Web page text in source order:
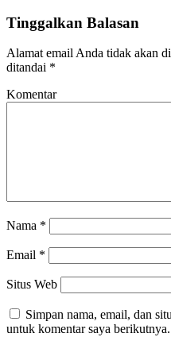
Tinggalkan Balasan
Alamat email Anda tidak akan
ditandai *
Komentar
Nama *
Email *
Situs Web
Simpan nama, email, dan
untuk komentar saya berikutnya.